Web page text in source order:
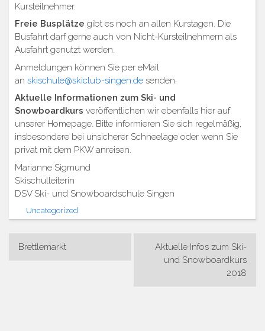
Kursteilnehmer.
Freie Busplätze gibt es noch an allen Kurstagen. Die
Busfahrt darf gerne auch von Nicht-Kursteilnehmern als
Ausfahrt genutzt werden.
Anmeldungen können Sie per eMail
an skischule@skiclub-singen.de senden.
Aktuelle Informationen zum Ski- und
Snowboardkurs veröffentlichen wir ebenfalls hier auf
unserer Homepage. Bitte informieren Sie sich regelmäßig,
insbesondere bei unsicherer Schneelage oder wenn Sie
privat mit dem PKW anreisen.
Marianne Sigmund
Skischulleiterin
DSV Ski- und Snowboardschule Singen
Uncategorized
Beitragsnavigation
Brettlemarkt
Aktuelle Infos zum Ski-
und Snowboardkurs
2018